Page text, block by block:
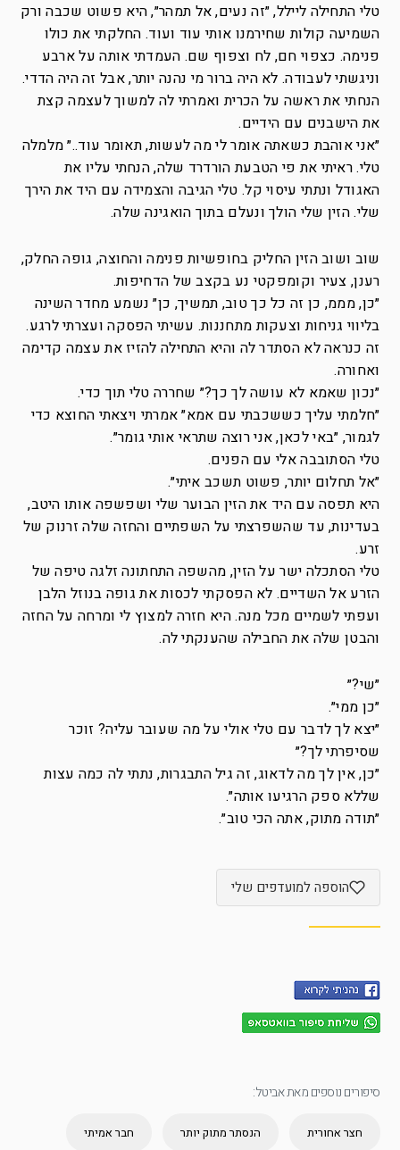
טלי התחילה ליילל, ״זה נעים, אל תמהר״, היא פשוט שכבה ורק
השמיעה קולות שחירמנו אותי עוד ועוד. החלקתי את כולו
פנימה. כצפוי חם, לח וצפוף שם. העמדתי אותה על ארבע
וניגשתי לעבודה. לא היה ברור מי נהנה יותר, אבל זה היה הדדי.
הנחתי את ראשה על הכרית ואמרתי לה למשוך לעצמה קצת
את הישבנים עם הידיים.
״אני אוהבת כשאתה אומר לי מה לעשות, תאומר עוד..״ מלמלה
טלי. ראיתי את פי הטבעת הורדרד שלה, הנחתי עליו את
האגודל ונתתי עיסוי קל. טלי הגיבה והצמידה עם היד את הירך
שלי. הזין שלי הולך ונעלם בתוך הואגינה שלה.
שוב ושוב הזין החליק בחופשיות פנימה והחוצה, גופה החלק,
רענן, צעיר וקומפקטי נע בקצב של הדחיפות.
״כן, מממ, כן זה כל כך טוב, תמשיך, כן״ נשמע מחדר השינה
בליווי גניחות וצעקות מתחננות. עשיתי הפסקה ועצרתי לרגע.
זה כנראה לא הסתדר לה והיא התחילה להזיז את עצמה קדימה
ואחורה.
״נכון שאמא לא עושה לך כך?״ שחררה טלי תוך כדי.
״חלמתי עליך כששכבתי עם אמא״ אמרתי ויצאתי החוצא כדי
לגמור, ״באי לכאן, אני רוצה שתראי אותי גומר״.
טלי הסתובבה אלי עם הפנים.
״אל תחלום יותר, פשוט תשכב איתי״.
היא תפסה עם היד את הזין הבוער שלי ושפשפה אותו היטב,
בעדינות, עד שהשפרצתי על השפתיים והחזה שלה זרנוק של
זרע.
טלי הסתכלה ישר על הזין, מהשפה התחתונה זלגה טיפה של
הזרע אל השדיים. לא הפסקתי לכסות את גופה בנוזל הלבן
ועפתי לשמיים מכל מנה. היא חזרה למצוץ לי ומרחה על החזה
והבטן שלה את החבילה שהענקתי לה.
״שי?״
״כן ממי״.
״יצא לך לדבר עם טלי אולי על מה שעובר עליה? זוכר
שסיפרתי לך?״
״כן, אין לך מה לדאוג, זה גיל התבגרות, נתתי לה כמה עצות
שללא ספק הרגיעו אותה״.
״תודה מתוק, אתה הכי טוב״.
הוספה למועדפים שלי
סיפורים נוספים מאת אביטל:
חצר אחורית הנסתר מתוק יותר חבר אמיתי